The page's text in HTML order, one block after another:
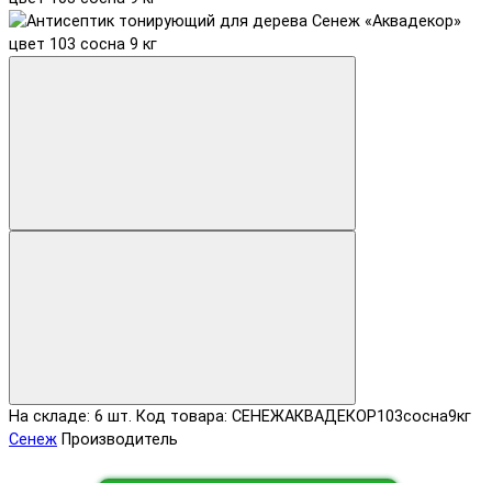
На складе: 6 шт. Код товара: СЕНЕЖАКВАДЕКОР103сосна9кг
Сенеж Производитель